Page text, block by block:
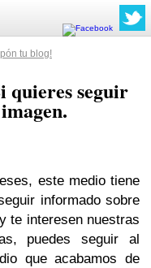
tu blog!
quieres seguir
este medio tiene
informado sobre
te interesen nuestras
puedes seguir al
que acabamos de